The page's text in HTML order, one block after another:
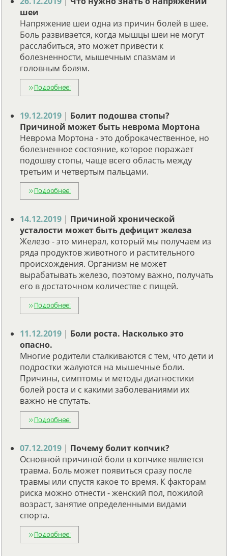
шеи
Напряжение шеи одна из причин болей в шее.
Боль развивается, когда мышцы шеи не могут
расслабиться, это может привести к
болезненности, мышечным спазмам и
головным болям.
19.12.2019 | Болит подошва стопы?
Причиной может быть неврома Мортона
Неврома Мортона - это доброкачественное, но
болезненное состояние, которое поражает
подошву стопы, чаще всего область между
третьим и четвертым пальцами.
14.12.2019 | Причиной хронической
усталости может быть дефицит железа
Железо - это минерал, который мы получаем из
ряда продуктов животного и растительного
происхождения. Организм не может
вырабатывать железо, поэтому важно, получать
его в достаточном количестве с пищей.
11.12.2019 | Боли роста. Насколько это
опасно.
Многие родители сталкиваются с тем, что дети и
подростки жалуются на мышечные боли.
Причины, симптомы и методы диагностики
болей роста и с какими заболеваниями их
важно не спутать.
07.12.2019 | Почему болит копчик?
Основной причиной боли в копчике является
травма. Боль может появиться сразу после
травмы или спустя какое то время. К факторам
риска можно отнести - женский пол, пожилой
возраст, занятие определенными видами
спорта.